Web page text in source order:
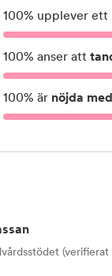
100% upplever ett
100% anser att
100% är nöjda